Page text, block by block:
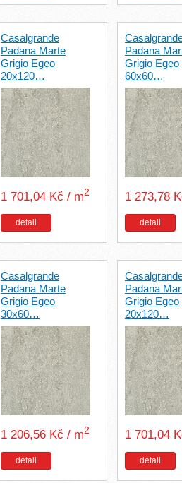
Casalgrande
Padana Marte
Grigio Egeo
20x120…
1 701,04 Kč / m2
detail
Padana
Grigio Egeo
60x60…
1 273,78
detail
Casalgrande
Padana Marte
Grigio Egeo
30x60…
1 206,56 Kč / m2
detail
Padana
Grigio Egeo
20x120…
1 701,04
detail